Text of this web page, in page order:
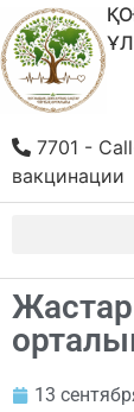
7701 -
вакцинации
13